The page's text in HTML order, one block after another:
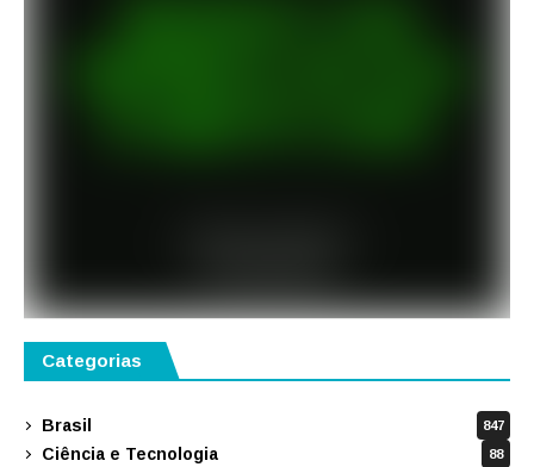
Categorias
Brasil 847
Ciência e Tecnologia 88